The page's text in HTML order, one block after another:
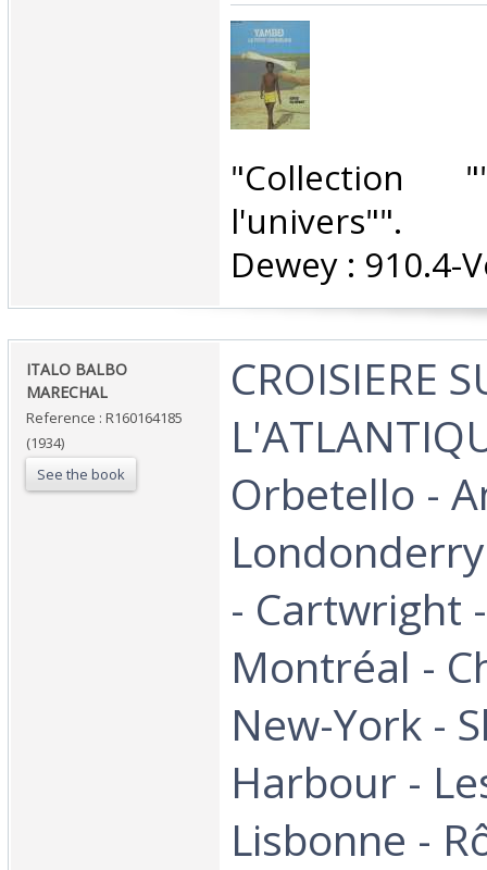
‎"Collection
l'univers"".
Dewey : 910.4-
‎ITALO BALBO
MARECHAL‎
Reference : R160164185
(1934)
See the book
‎CROISIERE
Orbetello -
- Cartwright
Montréal -
New-York -
Harbour -
Lisbonne -